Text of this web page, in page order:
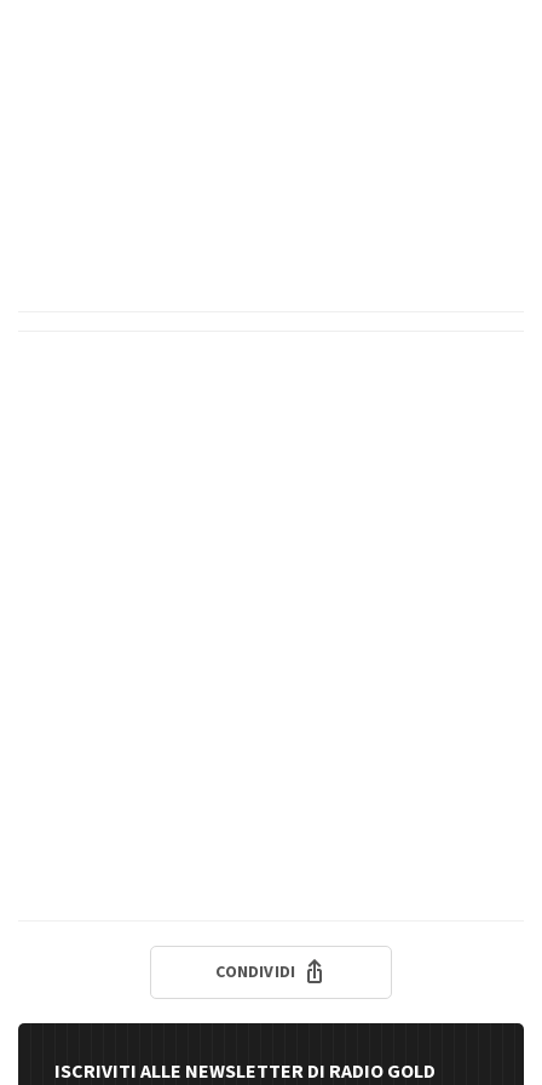
CONDIVIDI
ISCRIVITI ALLE NEWSLETTER DI RADIO GOLD